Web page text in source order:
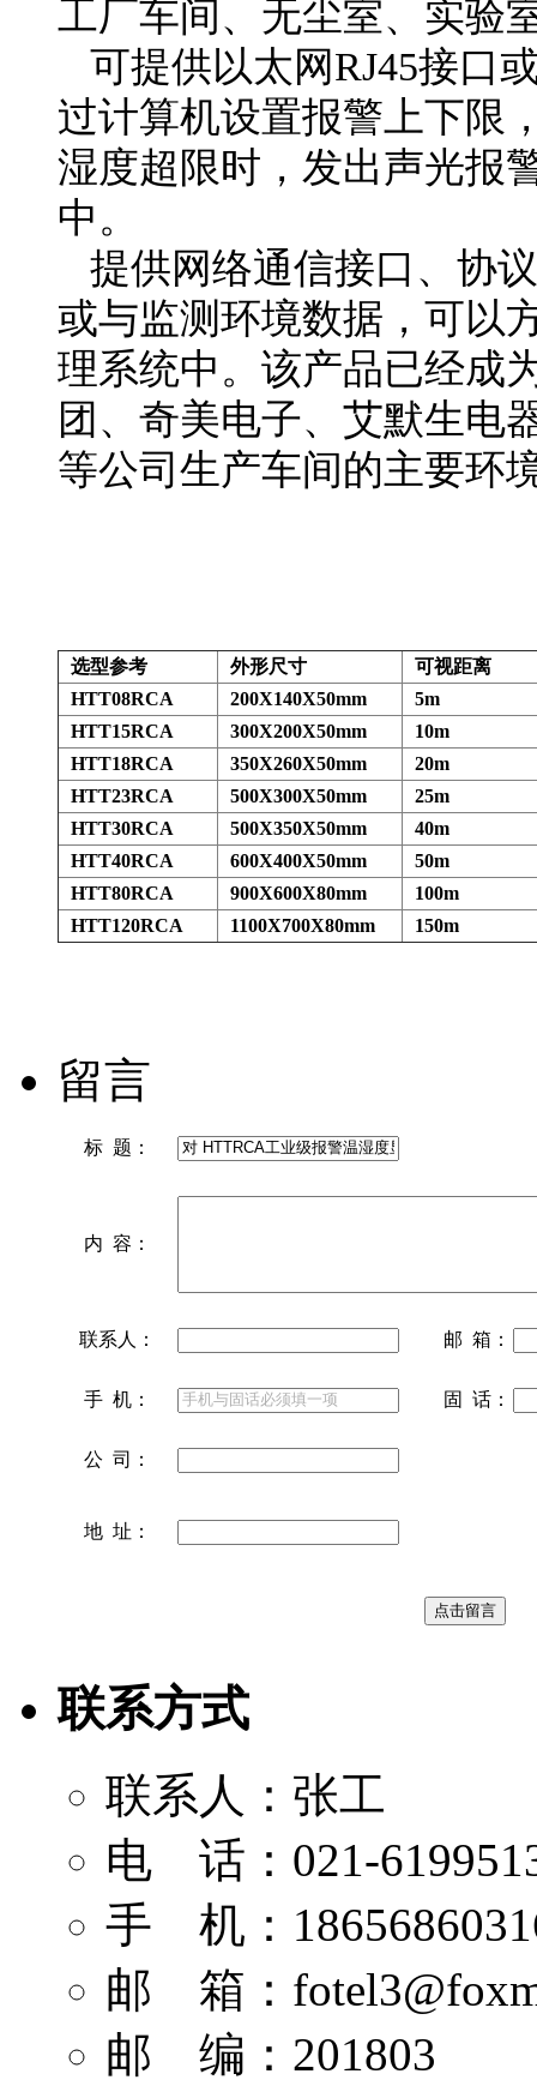
工厂车间、无尘室、实验
可提供以太网RJ45接口或
过计算机设置报警上
湿度超限时，发出声光报
中。
提供网络通信接口、
或与监测环境数据，可以
理系统中。该产品已经成
团、奇美电子、艾默
等公司生产车间的主要环
选型参考 外形尺寸
可视距离
HTT08RCA
200X140X50mm
5m
HTT15RCA
300X200X50mm
10m
HTT18RCA
350X260X50mm
20m
HTT23RCA
500X300X50mm
25m
HTT30RCA
500X350X50mm
40m
HTT40RCA
600X400X50mm
50m
HTT80RCA
900X600X80mm
100m
HTT120RCA
1100X700X80mm 150m
留言
标 题：
内 容：
联系人： 邮 箱：
手 机： 固 话：
公 司：
地 址：
联系方式
联系人：张工
电 话：021-
手 机：
邮 箱：
邮 编：201803